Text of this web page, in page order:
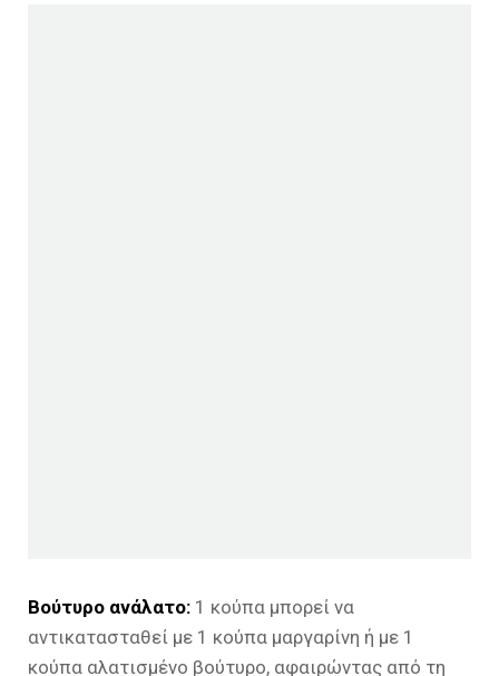
Βούτυρο ανάλατο: 1 κούπα μπορεί να
αντικατασταθεί με 1 κούπα μαργαρίνη ή με 1
κούπα αλατισμένο βούτυρο, αφαιρώντας από τη